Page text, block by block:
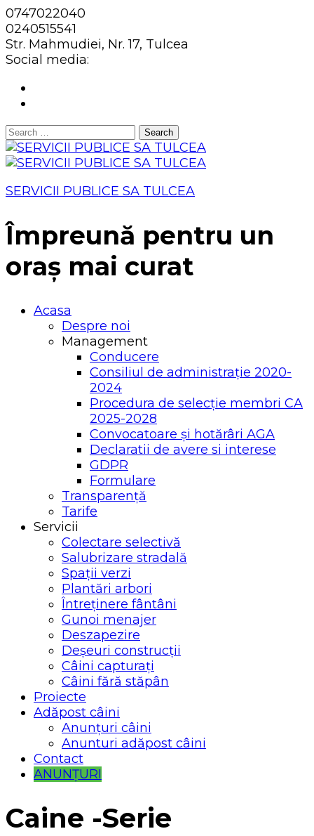
0747022040
0240515541
Str. Mahmudiei, Nr. 17, Tulcea
Social media:
Search
for:
SERVICII PUBLICE SA TULCEA
Împreună pentru un
oraș mai curat
Acasa
Despre noi
Management
Conducere
Consiliul de administrație 2020-
2024
Procedura de selecție membri CA
2025-2028
Convocatoare și hotărâri AGA
Declaratii de avere si interese
GDPR
Formulare
Transparență
Tarife
Servicii
Colectare selectivă
Salubrizare stradală
Spații verzi
Plantări arbori
Întreținere fântâni
Gunoi menajer
Deszapezire
Deșeuri construcții
Câini capturați
Câini fără stăpân
Proiecte
Adăpost câini
Anunțuri câini
Anunturi adăpost câini
Contact
ANUNȚURI
Caine -Serie